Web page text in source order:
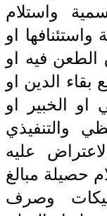
واستلام
واستئنافها او
فيه او
بقاء الدين او
او الخبير او
والتنفيذي
عليه
حصيلة مبالغ
وصرف